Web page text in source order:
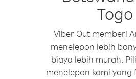
Togo
Viber Out memberi
menelepon lebih
biaya lebih murah.
menelepon kami yang